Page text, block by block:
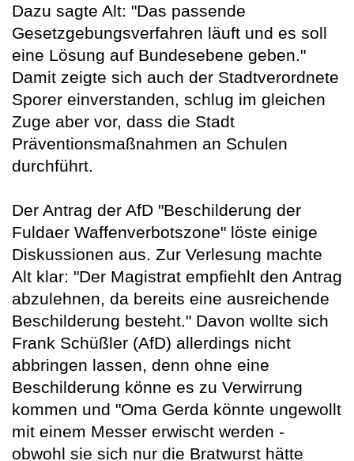
Dazu sagte Alt: "Das passende
Gesetzgebungsverfahren läuft und es soll
eine Lösung auf Bundesebene geben."
Damit zeigte sich auch der Stadtverordnete
Sporer einverstanden, schlug im gleichen
Zuge aber vor, dass die Stadt
Präventionsmaßnahmen an Schulen
durchführt.
Der Antrag der AfD "Beschilderung der
Fuldaer Waffenverbotszone" löste einige
Diskussionen aus. Zur Verlesung machte
Alt klar: "Der Magistrat empfiehlt den Antrag
abzulehnen, da bereits eine ausreichende
Beschilderung besteht." Davon wollte sich
Frank Schüßler (AfD) allerdings nicht
abbringen lassen, denn ohne eine
Beschilderung könne es zu Verwirrung
kommen und "Oma Gerda könnte ungewollt
mit einem Messer erwischt werden -
obwohl sie sich nur die Bratwurst hätte